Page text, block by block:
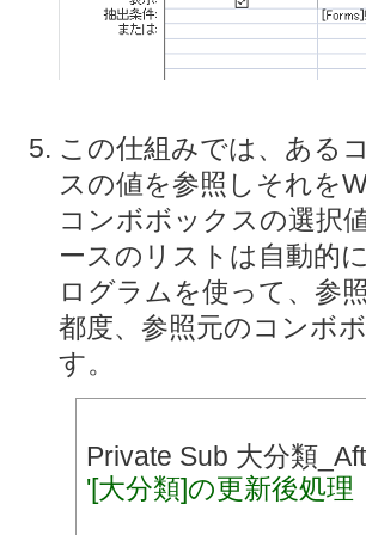
この仕組みでは、ある
スの値を参照しそれを
コンボボックスの選択
ースのリストは自動的
ログラムを使って、参
都度、参照元のコンボ
す。
Private Sub 大分類
'[大分類]の更新後処理